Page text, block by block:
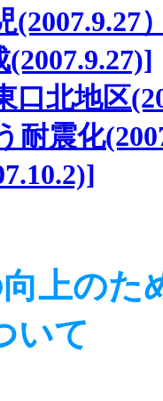
(2007.9.27
口北地区
耐震化
上のた
いて